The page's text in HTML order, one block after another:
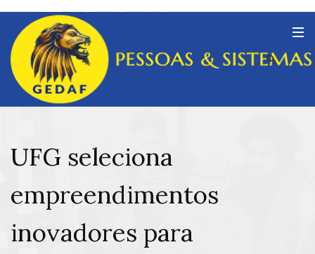
UFG seleciona
empreendimentos
inovadores para